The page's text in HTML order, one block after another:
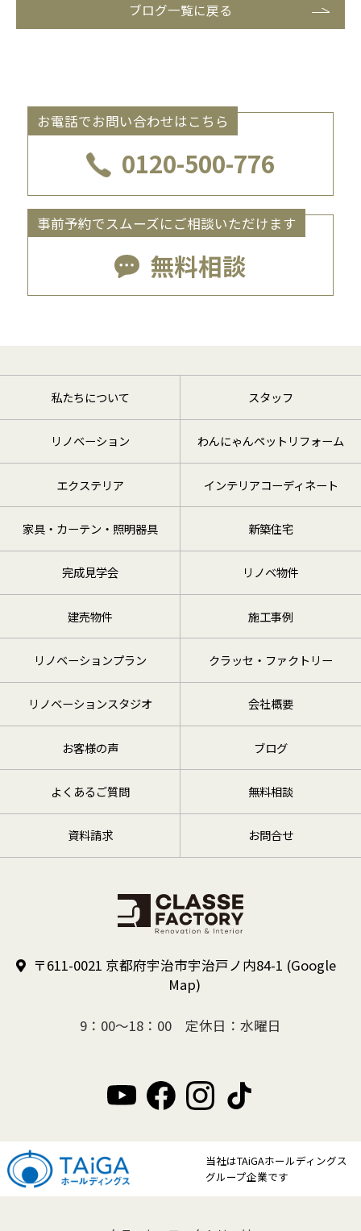
ブログ一覧に戻る
お電話でお問い合わせはこちら
0120-500-776
事前予約でスムーズにご相談いただけます
無料相談
私たちについて スタッフ
リノベーション わんにゃんペットリフォーム
エクステリア インテリアコーディネート
家具・カーテン・照明器具 新築住宅
完成見学会 リノベ物件
建売物件 施工事例
リノベーションプラン クラッセ・ファクトリー
リノベーションスタジオ 会社概要
お客様の声 ブログ
よくあるご質問 無料相談
資料請求 お問合せ
〒611-0021 京都府宇治市宇治戸ノ内84-1 (Google
Map)
9：00～18：00 定休日：水曜日
当社はTAiGAホールディングス
グループ企業です